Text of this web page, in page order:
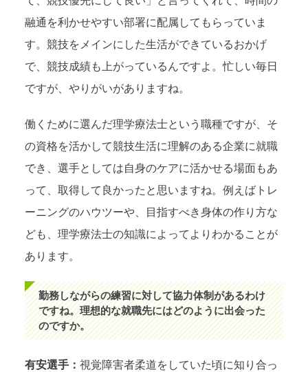
融通を利かせやすい部署に配属してもらっていま
す。競技をメインにした生活ができているおかげ
で、競技成績も上がっているんですよ。忙しい毎日
ですが、やりがいがありますね。
働くために選んだ理学療法士という職種ですが、そ
の資格を活かして競技生活に理解のある企業に就職
でき、選手としては自身のケアに活かせる場面もあ
って、取得して良かったと思いますね。例えばトレ
ーニングのハウツーや、目指すべき身体の作り方な
ども、理学療法士の知識によってよりわかることが
あります。
勤務しながらの練習に対して協力体制があるわけ
ですね。理想的な就職先にはどのように出会った
のですか。
有安選手： 視覚障害者柔道をしていた頃に知り合っ